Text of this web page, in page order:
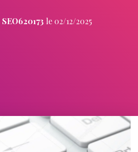
SEO620173 le 02/12/2025